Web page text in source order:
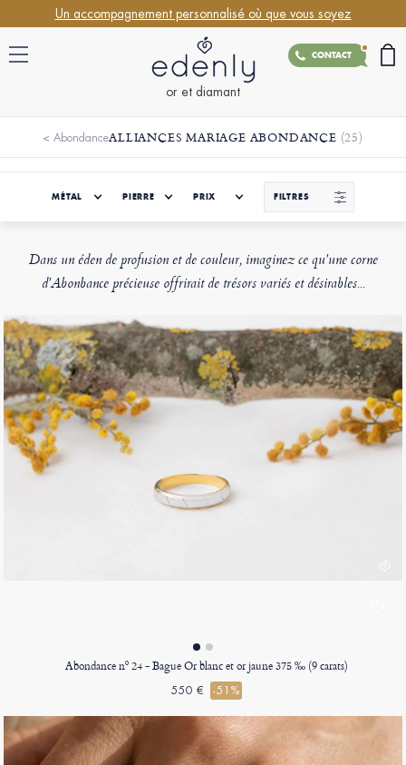
Un accompagnement personnalisé où que vous soyez
CONTACT
or et diamant
<AbondanceALLIANCES MARIAGE ABONDANCE (25)
MÉTAL PIERRE PRIX FILTRES
Dans un éden de profusion et de couleur, imaginez ce qu'une corne
d'Abonbance précieuse offrirait de trésors variés et désirables...
Abondance nº 24 - Bague Or blanc et or jaune 375 ‰ (9 carats)
550 € -51%